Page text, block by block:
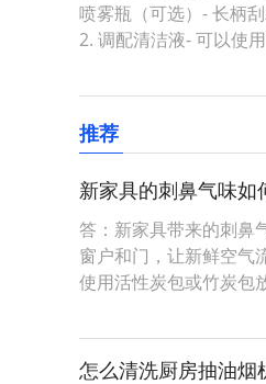
喷雾瓶（可选）- 长柄
2. 调配清洁液- 可以使
推荐
新家具的刺鼻气味如
答：新家具带来的刺鼻
窗户和门，让新鲜空气
使用活性炭包或竹炭包
怎么清洗厨房抽油烟